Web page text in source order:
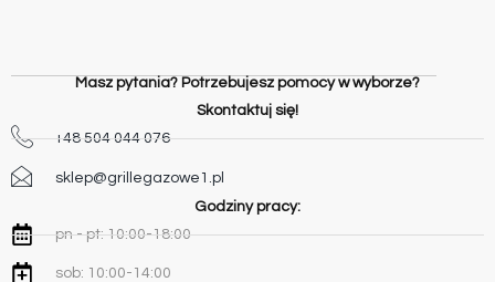
Masz pytania? Potrzebujesz pomocy w wyborze?
Skontaktuj się!
+48 504 044 076
sklep@grillegazowe1.pl
Godziny pracy:
pn - pt: 10:00-18:00
sob: 10:00-14:00